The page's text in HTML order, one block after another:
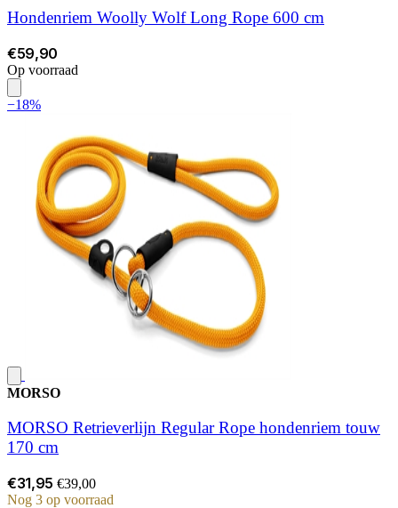
Hondenriem Woolly Wolf Long Rope 600 cm
€59,90
Op voorraad
−18%
MORSO
MORSO Retrieverlijn Regular Rope hondenriem touw
170 cm
€31,95 €39,00
Nog 3 op voorraad